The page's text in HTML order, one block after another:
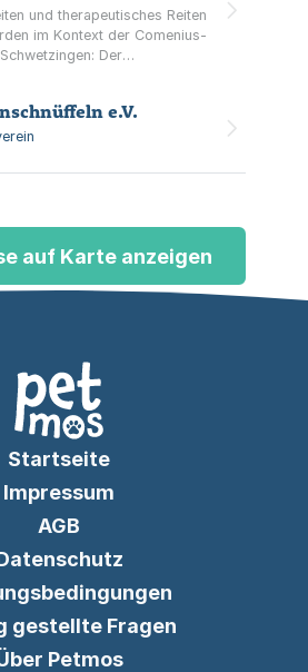
und therapeutisches Reiten
im Kontext der Comenius-
Der
über Beiträge und
e.V.
auf Karte anzeigen
Startseite
Impressum
AGB
gestellte Fragen
Petmos